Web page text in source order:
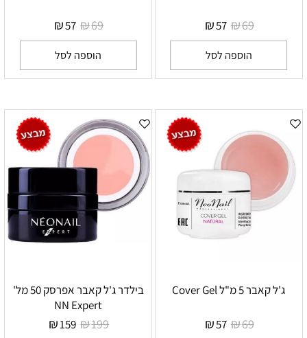
₪69
₪57
הוספה לסל
₪69
₪57
הוספה לסל
ג'ל קאבר 5 מ"ל Cover Gel
₪69
₪57
בילדר ג'ל קאבר אפרסק 50 מל'
NN Expert
₪199
₪159